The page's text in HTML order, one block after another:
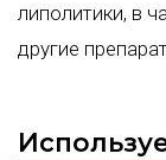
липолитики, в
другие